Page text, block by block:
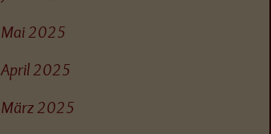
Mai 2025
April 2025
März 2025